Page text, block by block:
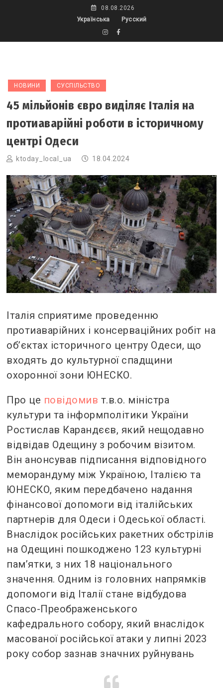
08.08.2026
Українська
Русский
НОВИНИ СУСПІЛЬСТВО
45 мільйонів євро виділяє Італія на
протиаварійні роботи в історичному
центрі Одеси
ktoday_local_ua 18.04.2024
Італія сприятиме проведенню
протиаварійних і консерваційних робіт на
обʼєктах історичного центру Одеси, що
входять до культурної спадщини
охоронної зони ЮНЕСКО.
Про це повідомив т.в.о. міністра
культури та інформполітики України
Ростислав Карандєєв, який нещодавно
відвідав Одещину з робочим візитом.
Він анонсував підписання відповідного
меморандуму між Україною, Італією та
ЮНЕСКО, яким передбачено надання
фінансової допомоги від італійських
партнерів для Одеси і Одеської області.
Внаслідок російських ракетних обстрілів
на Одещині пошкоджено 123 культурні
пам’ятки, з них 18 національного
значення. Одним із головних напрямків
допомоги від Італії стане відбудова
Спасо-Преображенського
кафедрального собору, який внаслідок
масованої російської атаки у липні 2023
року собор зазнав значних руйнувань